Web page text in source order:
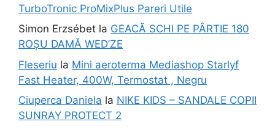
TurboTronic ProMixPlus Pareri Utile
Simon Erzsébet la GEACĂ SCHI PE PÂRTIE 180
ROȘU DAMĂ WED’ZE
Fleseriu la Mini aeroterma Mediashop Starlyf
Fast Heater, 400W, Termostat , Negru
Ciuperca Daniela la NIKE KIDS – SANDALE COPII
SUNRAY PROTECT 2